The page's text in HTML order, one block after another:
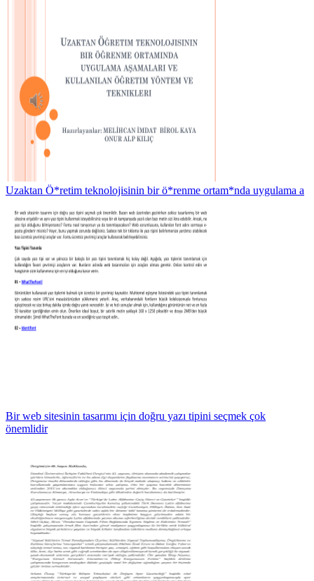
Uzaktan Ö*retim teknolojisinin bir ö*renme ortam*nda uygulama a
Bir web sitesinin tasarımı için doğru yazı tipini seçmek çok
önemlidir